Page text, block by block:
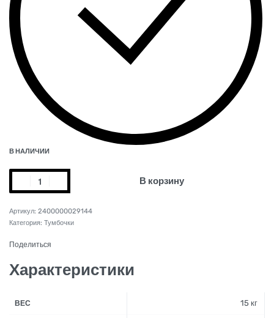
В НАЛИЧИИ
В корзину
2400000029144
Категория: Тумбочки
Поделиться
Характеристики
ВЕС 15 кг